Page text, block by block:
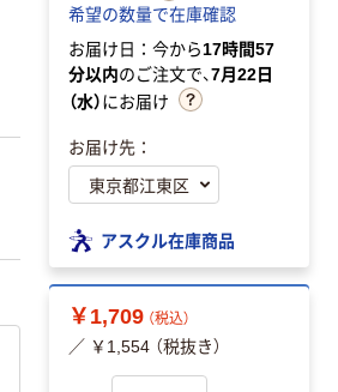
希望の数量で在庫確認
お届け日：今から17時間57
分以内のご注文で、7月22日
（水）にお届け
お届け先：
アスクル在庫商品
￥1,709 （税込）
／ ￥1,554 （税抜き）